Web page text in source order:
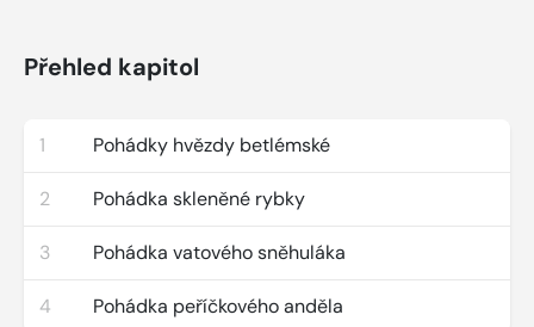
Přehled kapitol
1 Pohádky hvězdy betlémské
2 Pohádka skleněné rybky
3 Pohádka vatového sněhuláka
4 Pohádka peříčkového anděla